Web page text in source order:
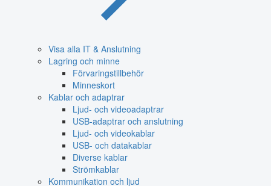
Visa alla IT & Anslutning
Lagring och minne
Förvaringstillbehör
Minneskort
Kablar och adaptrar
Ljud- och videoadaptrar
USB-adaptrar och anslutning
Ljud- och videokablar
USB- och datakablar
Diverse kablar
Strömkablar
Kommunikation och ljud